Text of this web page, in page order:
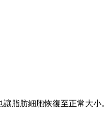
脂肪細胞恢復至正常大小。